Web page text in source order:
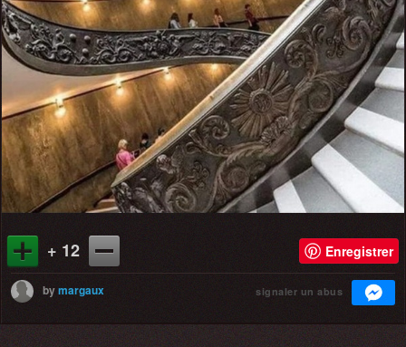
+ 12 Enregistrer
bymargaux signaler un abus